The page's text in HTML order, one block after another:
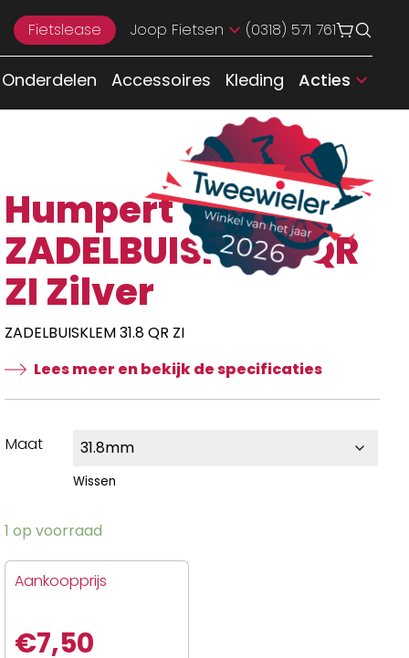
Fietslease Joop Fietsen (0318) 571 761
Onderdelen Accessoires Kleding Acties
Humpert
ZADELBUISKLEM QR
ZI Zilver
ZADELBUISKLEM 31.8 QR ZI
Lees meer en bekijk de specificaties
Maat
Wissen
1 op voorraad
Aankoopprijs
€7,50